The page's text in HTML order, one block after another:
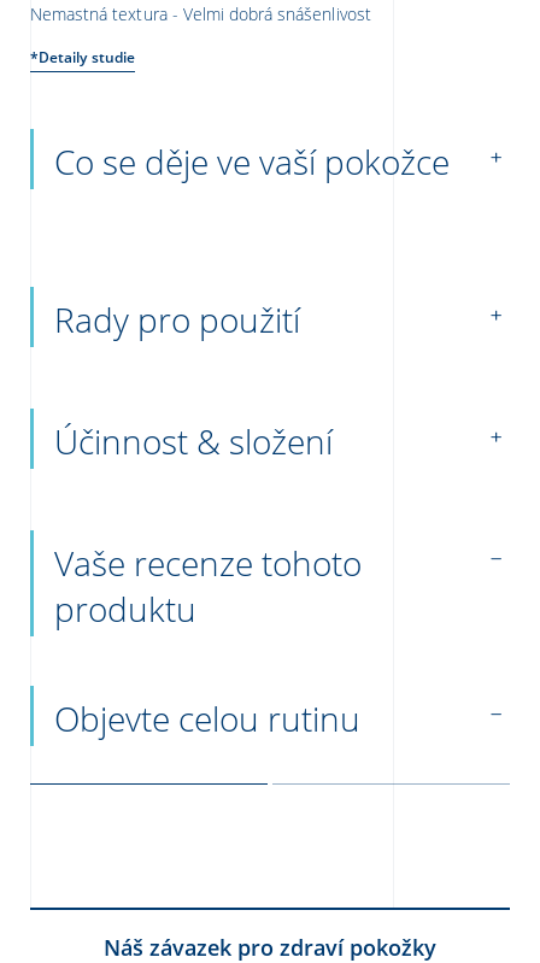
Nemastná textura - Velmi dobrá snášenlivost
*Detaily studie
Co se děje ve vaší pokožce
Rady pro použití
Účinnost & složení
Vaše recenze tohoto
produktu
Objevte celou rutinu
Náš závazek pro zdraví pokožky